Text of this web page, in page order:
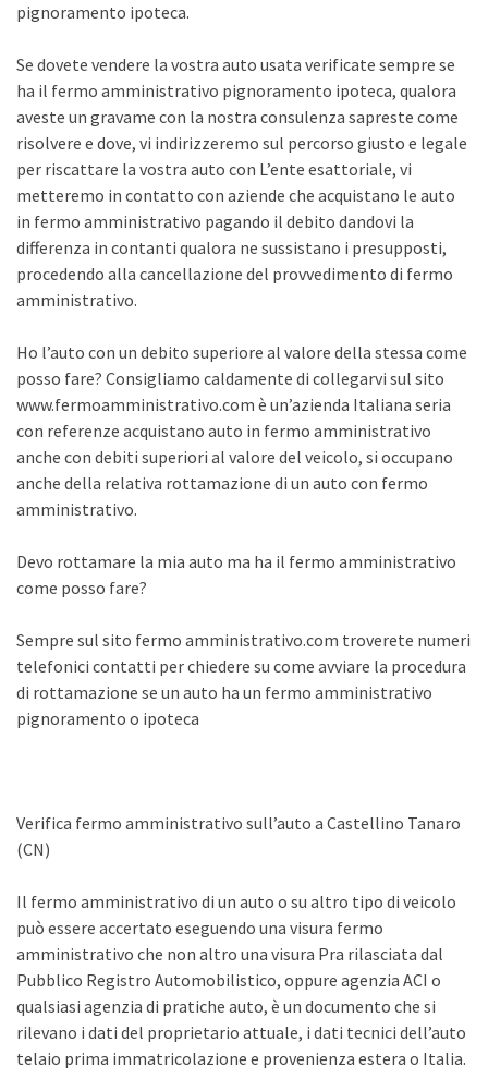
pignoramento ipoteca.
Se dovete vendere la vostra auto usata verificate sempre se
ha il fermo amministrativo pignoramento ipoteca, qualora
aveste un gravame con la nostra consulenza sapreste come
risolvere e dove, vi indirizzeremo sul percorso giusto e legale
per riscattare la vostra auto con L’ente esattoriale, vi
metteremo in contatto con aziende che acquistano le auto
in fermo amministrativo pagando il debito dandovi la
differenza in contanti qualora ne sussistano i presupposti,
procedendo alla cancellazione del provvedimento di fermo
amministrativo.
Ho l’auto con un debito superiore al valore della stessa come
posso fare? Consigliamo caldamente di collegarvi sul sito
www.fermoamministrativo.com è un’azienda Italiana seria
con referenze acquistano auto in fermo amministrativo
anche con debiti superiori al valore del veicolo, si occupano
anche della relativa rottamazione di un auto con fermo
amministrativo.
Devo rottamare la mia auto ma ha il fermo amministrativo
come posso fare?
Sempre sul sito fermo amministrativo.com troverete numeri
telefonici contatti per chiedere su come avviare la procedura
di rottamazione se un auto ha un fermo amministrativo
pignoramento o ipoteca
Verifica fermo amministrativo sull’auto a Castellino Tanaro
(CN)
Il fermo amministrativo di un auto o su altro tipo di veicolo
può essere accertato eseguendo una visura fermo
amministrativo che non altro una visura Pra rilasciata dal
Pubblico Registro Automobilistico, oppure agenzia ACI o
qualsiasi agenzia di pratiche auto, è un documento che si
rilevano i dati del proprietario attuale, i dati tecnici dell’auto
telaio prima immatricolazione e provenienza estera o Italia.